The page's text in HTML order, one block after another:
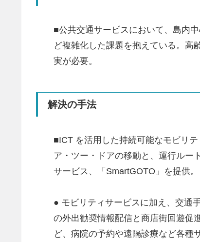
■公共交通サービスにおいて、島内
ど複雑化した課題を抱えている。高
実が必要。
解決の手法
■ICT を活用した持続可能なモビリ
ア・ツー・ドアの移動と、運行ルー
サービス、「SmartGOTO」を提供。
● モビリティサービスに加え、交通
の外出勧奨情報配信と商店街回遊促
ど、病院の予約や遠隔診療など各種